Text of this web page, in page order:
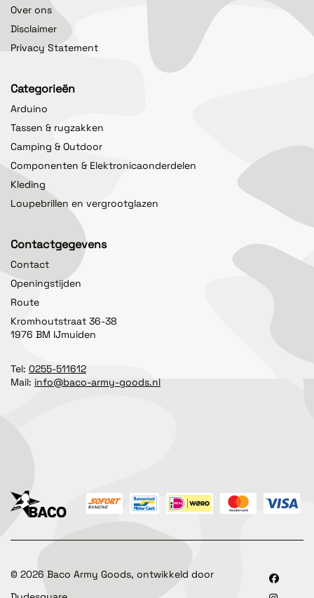
Over ons
Disclaimer
Privacy Statement
Categorieën
Arduino
Tassen & rugzakken
Camping & Outdoor
Componenten & Elektronicaonderdelen
Kleding
Loupebrillen en vergrootglazen
Contactgegevens
Contact
Openingstijden
Route
Kromhoutstraat 36-38
1976 BM IJmuiden
Tel: 0255-511612
Mail: info@baco-army-goods.nl
© 2026 Baco Army Goods, ontwikkeld door